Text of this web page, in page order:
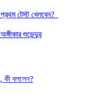
টেস্ট খেলবেন?
শুভেন্দুর
কী বললেন?